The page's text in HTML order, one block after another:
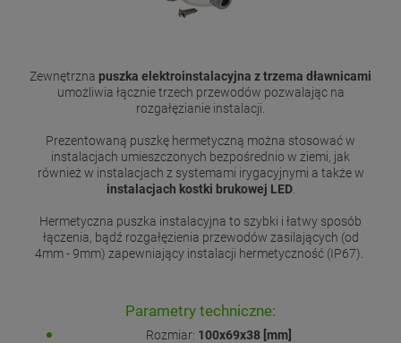
Zewnętrzna puszka elektroinstalacyjna z trzema dławnicami
umożliwia łącznie trzech przewodów pozwalając na
rozgałęzianie instalacji.
Prezentowaną puszkę hermetyczną można stosować w
instalacjach umieszczonych bezpośrednio w ziemi, jak
również w instalacjach z systemami irygacyjnymi a także w
instalacjach kostki brukowej LED.
Hermetyczna puszka instalacyjna to szybki i łatwy sposób
łączenia, bądź rozgałęzienia przewodów zasilających (od
4mm - 9mm) zapewniający instalacji hermetyczność (IP67).
Parametry techniczne:
Rozmiar: 100x69x38 [mm]